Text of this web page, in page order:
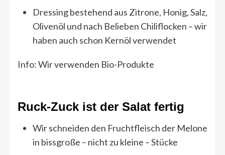
Dressing bestehend aus Zitrone, Honig, Salz,
Olivenöl und nach Belieben Chiliflocken – wir
haben auch schon Kernöl verwendet
Info: Wir verwenden Bio-Produkte
Ruck-Zuck ist der Salat fertig
Wir schneiden den Fruchtfleisch der Melone
in bissgroße – nicht zu kleine – Stücke